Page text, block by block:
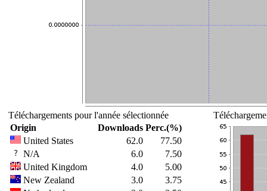
Téléchargements pour l'année sélectionnée
Origin
Downloads Perc.(%)
United States
62.0
77.50
N/A
6.0
7.50
United Kingdom
4.0
5.00
New Zealand
3.0
3.75